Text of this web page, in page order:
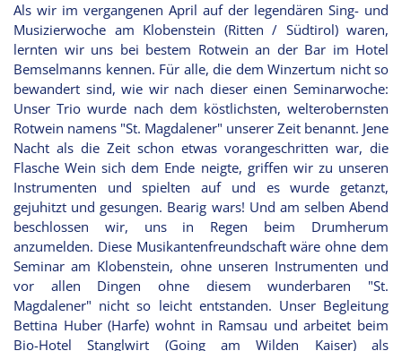
Als wir im vergangenen April auf der legendären Sing- und
Musizierwoche am Klobenstein (Ritten / Südtirol) waren,
lernten wir uns bei bestem Rotwein an der Bar im Hotel
Bemselmanns kennen. Für alle, die dem Winzertum nicht so
bewandert sind, wie wir nach dieser einen Seminarwoche:
Unser Trio wurde nach dem köstlichsten, welterobernsten
Rotwein namens "St. Magdalener" unserer Zeit benannt. Jene
Nacht als die Zeit schon etwas vorangeschritten war, die
Flasche Wein sich dem Ende neigte, griffen wir zu unseren
Instrumenten und spielten auf und es wurde getanzt,
gejuhitzt und gesungen. Bearig wars! Und am selben Abend
beschlossen wir, uns in Regen beim Drumherum
anzumelden. Diese Musikantenfreundschaft wäre ohne dem
Seminar am Klobenstein, ohne unseren Instrumenten und
vor allen Dingen ohne diesem wunderbaren "St.
Magdalener" nicht so leicht entstanden. Unser Begleitung
Bettina Huber (Harfe) wohnt in Ramsau und arbeitet beim
Bio-Hotel Stanglwirt (Going am Wilden Kaiser) als